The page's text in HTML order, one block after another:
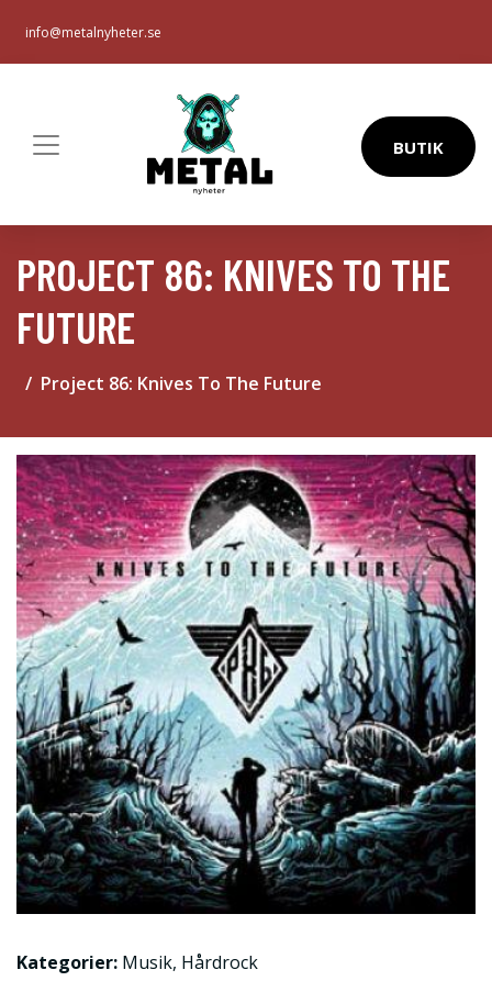
info@metalnyheter.se
BUTIK
PROJECT 86: KNIVES TO THE
FUTURE
Project 86: Knives To The Future
Kategorier: Musik, Hårdrock